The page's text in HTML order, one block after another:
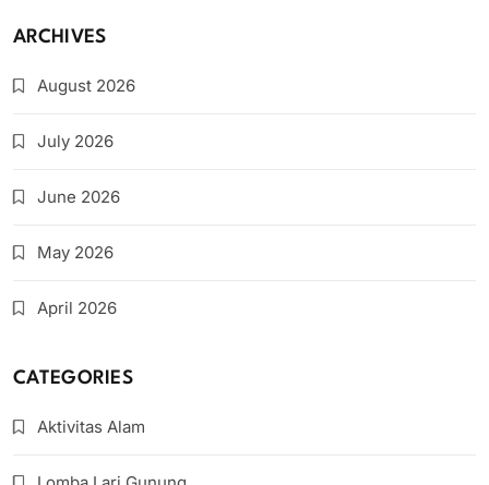
ARCHIVES
August 2026
July 2026
June 2026
May 2026
April 2026
CATEGORIES
Aktivitas Alam